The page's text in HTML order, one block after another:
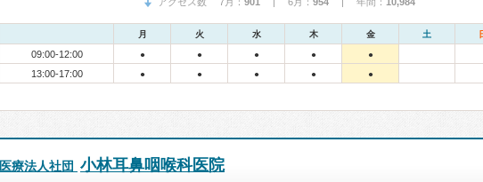
月 火 水 木 金 土
09:00-12:00 ● ● ● ● ●
13:00-17:00 ● ● ● ● ●
医療法人社団 小林耳鼻咽喉科医院